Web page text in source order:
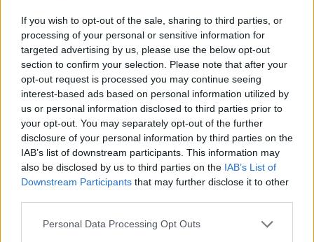
If you wish to opt-out of the sale, sharing to third parties, or
processing of your personal or sensitive information for
targeted advertising by us, please use the below opt-out
section to confirm your selection. Please note that after your
opt-out request is processed you may continue seeing
interest-based ads based on personal information utilized by
us or personal information disclosed to third parties prior to
your opt-out. You may separately opt-out of the further
disclosure of your personal information by third parties on the
IAB’s list of downstream participants. This information may
also be disclosed by us to third parties on the IAB’s List of
Downstream Participants that may further disclose it to other
Please note that this website/app uses one or more Google
Personal Data Processing Opt Outs
Belföld
2023. február 20. 7:03
66 milliót kapott egy szusibárra egy volt
fidelitasos cége a Veszprém-Balaton kulturális